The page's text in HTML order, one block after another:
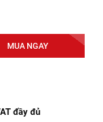
đầy đủ
MUA NGAY